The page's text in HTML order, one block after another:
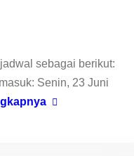
jadwal sebagai berikut:
Senin, 23 Juni